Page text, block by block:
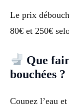
Le prix
80€ et 250€
Que
bouchées ?
Coupez l’eau